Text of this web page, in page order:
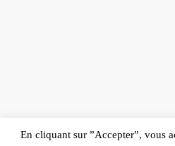
En cliquant sur ”Accepter”, vous